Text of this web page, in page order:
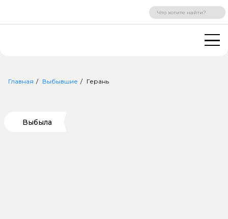
ВХОД РЕГИСТРАЦИЯ
Главная Выбывшие Герань
Выбыла